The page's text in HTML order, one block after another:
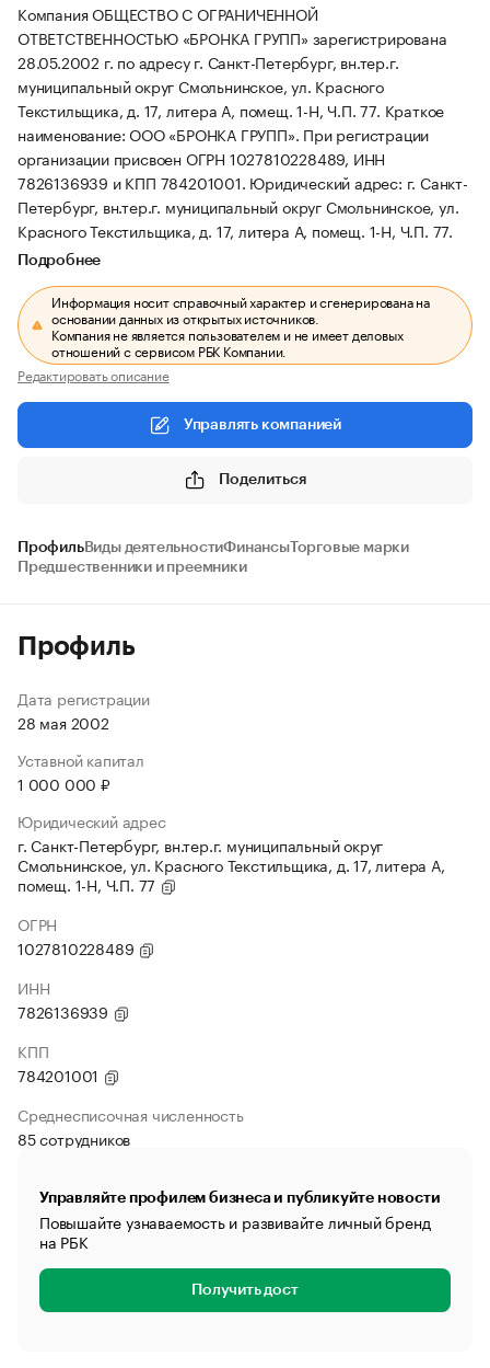
Компания ОБЩЕСТВО С ОГРАНИЧЕННОЙ
ОТВЕТСТВЕННОСТЬЮ «БРОНКА ГРУПП» зарегистрирована
28.05.2002 г. по адресу г. Санкт-Петербург, вн.тер.г.
муниципальный округ Смольнинское, ул. Красного
Текстильщика, д. 17, литера А, помещ. 1-Н, Ч.П. 77. Краткое
наименование: ООО «БРОНКА ГРУПП». При регистрации
организации присвоен ОГРН 1027810228489, ИНН
7826136939 и КПП 784201001. Юридический адрес: г. Санкт-
Петербург, вн.тер.г. муниципальный округ Смольнинское, ул.
Красного Текстильщика, д. 17, литера А, помещ. 1-Н, Ч.П. 77.
Подробнее
Информация носит справочный характер и сгенерирована на
основании данных из открытых источников.
Компания не является пользователем и не имеет деловых
отношений с сервисом РБК Компании.
Редактировать описание
Управлять компанией
Поделиться
ПрофильВиды деятельностиФинансыТорговые марки
Предшественники и преемники
Профиль
Дата регистрации
28 мая 2002
Уставной капитал
1 000 000 ₽
Юридический адрес
г. Санкт-Петербург, вн.тер.г. муниципальный округ
Смольнинское, ул. Красного Текстильщика, д. 17, литера А,
помещ. 1-Н, Ч.П. 77
ОГРН
1027810228489
ИНН
7826136939
КПП
784201001
Среднесписочная численность
85 сотрудников
Управляйте профилем бизнеса и публикуйте новости
Повышайте узнаваемость и развивайте личный бренд
на РБК
Получить дост